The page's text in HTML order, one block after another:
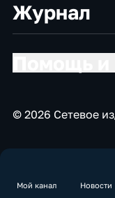
Мой канал Новости
Журнал
© 2026 Сетевое